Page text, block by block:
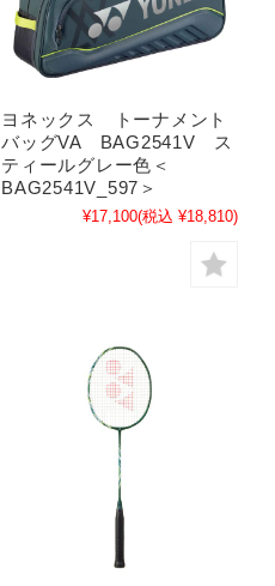
ヨネックス トーナメント
バッグVA BAG2541V ス
ティールグレー色＜
BAG2541V_597＞
¥17,100(税込 ¥18,810)